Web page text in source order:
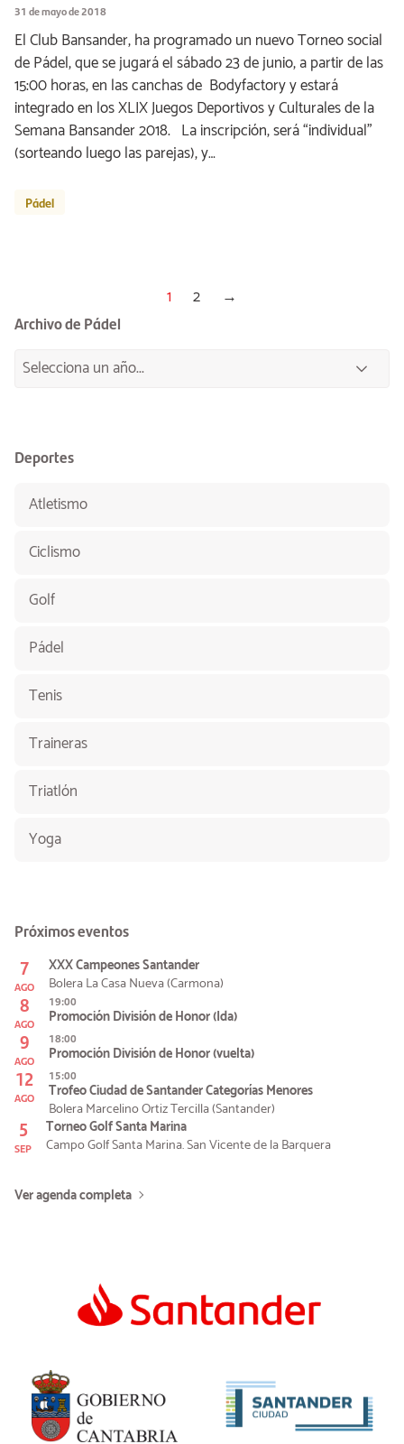
31 de mayo de 2018
El Club Bansander, ha programado un nuevo Torneo social
de Pádel, que se jugará el sábado 23 de junio, a partir de las
15:00 horas, en las canchas de Bodyfactory y estará
integrado en los XLIX Juegos Deportivos y Culturales de la
Semana Bansander 2018. La inscripción, será “individual”
(sorteando luego las parejas), y…
Pádel
1 2 →
Archivo de Pádel
Deportes
Atletismo
Ciclismo
Golf
Pádel
Tenis
Traineras
Triatlón
Yoga
Próximos eventos
7
AGO
XXX Campeones Santander
Bolera La Casa Nueva (Carmona)
8
AGO
19:00
Promoción División de Honor (Ida)
9
AGO
18:00
Promoción División de Honor (vuelta)
12
AGO
15:00
Trofeo Ciudad de Santander Categorías Menores
Bolera Marcelino Ortiz Tercilla (Santander)
5
SEP
Torneo Golf Santa Marina
Campo Golf Santa Marina. San Vicente de la Barquera
Ver agenda completa